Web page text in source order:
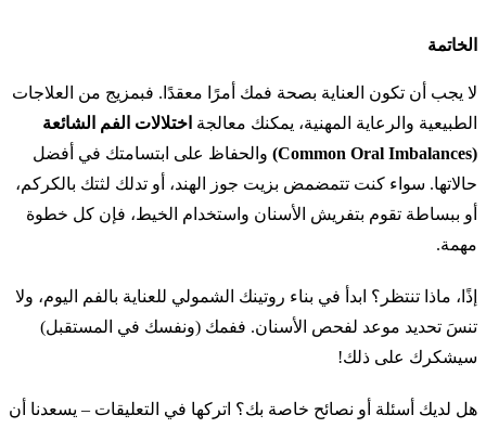
الخاتمة
لا يجب أن تكون العناية بصحة فمك أمرًا معقدًا. فبمزيج من العلاجات
الطبيعية والرعاية المهنية، يمكنك معالجة اختلالات الفم الشائعة
(Common Oral Imbalances)
والحفاظ على ابتسامتك في أفضل
حالاتها. سواء كنت تتمضمض بزيت جوز الهند، أو تدلك لثتك بالكركم،
أو ببساطة تقوم بتفريش الأسنان واستخدام الخيط، فإن كل خطوة
مهمة.
إذًا، ماذا تنتظر؟ ابدأ في بناء روتينك الشمولي للعناية بالفم اليوم، ولا
تنسَ تحديد موعد لفحص الأسنان. ففمك (ونفسك في المستقبل)
سيشكرك على ذلك!
هل لديك أسئلة أو نصائح خاصة بك؟ اتركها في التعليقات – يسعدنا أن